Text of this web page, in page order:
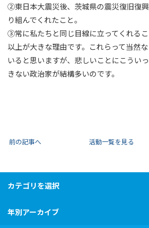
②東日本大震災後、茨城県の震災復旧復
り組んでくれたこと。
③常に私たちと同じ目線に立ってくれるこ
以上が大きな理由です。これらって当然
いると思いますが、悲しいことにこうい
きない政治家が結構多いのです。
前の記事へ 活動一覧を見る
カテゴリを選択
年別アーカイブ